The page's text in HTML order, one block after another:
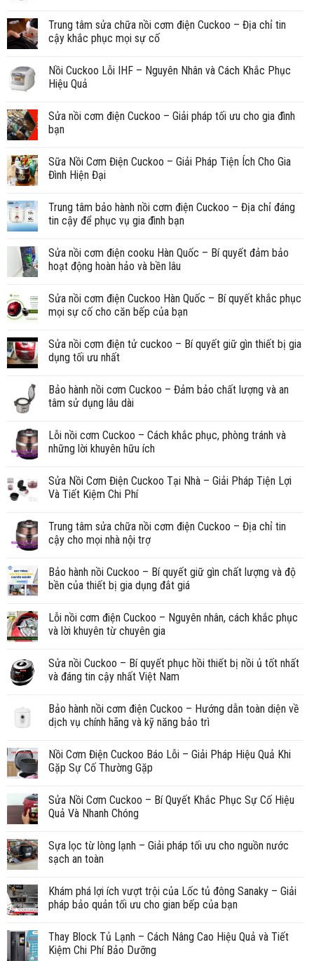
Trung tâm sửa chữa nồi cơm điện Cuckoo – Địa chỉ tin
cậy khắc phục mọi sự cố
Nồi Cuckoo Lỗi IHF – Nguyên Nhân và Cách Khắc Phục
Hiệu Quả
Sửa nồi cơm điện Cuckoo – Giải pháp tối ưu cho gia đình
bạn
Sữa Nồi Cơm Điện Cuckoo – Giải Pháp Tiện Ích Cho Gia
Đình Hiện Đại
Trung tâm bảo hành nồi cơm điện Cuckoo – Địa chỉ đáng
tin cậy để phục vụ gia đình bạn
Sửa nồi cơm điện cooku Hàn Quốc – Bí quyết đảm bảo
hoạt động hoàn hảo và bền lâu
Sửa nồi cơm điện Cuckoo Hàn Quốc – Bí quyết khắc phục
mọi sự cố cho căn bếp của bạn
Sửa nồi cơm điện tử cuckoo – Bí quyết giữ gìn thiết bị gia
dụng tối ưu nhất
Bảo hành nồi cơm Cuckoo – Đảm bảo chất lượng và an
tâm sử dụng lâu dài
Lỗi nồi cơm Cuckoo – Cách khắc phục, phòng tránh và
những lời khuyên hữu ích
Sửa Nồi Cơm Điện Cuckoo Tại Nhà – Giải Pháp Tiện Lợi
Và Tiết Kiệm Chi Phí
Trung tâm sửa chữa nồi cơm điện Cuckoo – Địa chỉ tin
cậy cho mọi nhà nội trợ
Bảo hành nồi Cuckoo – Bí quyết giữ gìn chất lượng và độ
bền của thiết bị gia dụng đắt giá
Lỗi nồi cơm điện Cuckoo – Nguyên nhân, cách khắc phục
và lời khuyên từ chuyên gia
Sửa nồi Cuckoo – Bí quyết phục hồi thiết bị nồi ủ tốt nhất
và đáng tin cậy nhất Việt Nam
Bảo hành nồi cơm điện Cuckoo – Hướng dẫn toàn diện về
dịch vụ chính hãng và kỹ năng bảo trì
Nồi Cơm Điện Cuckoo Báo Lỗi – Giải Pháp Hiệu Quả Khi
Gặp Sự Cố Thường Gặp
Sửa Nồi Cơm Cuckoo – Bí Quyết Khắc Phục Sự Cố Hiệu
Quả Và Nhanh Chóng
Sựa lọc từ lòng lạnh – Giải pháp tối ưu cho nguồn nước
sạch an toàn
Khám phá lợi ích vượt trội của Lốc tủ đông Sanaky – Giải
pháp bảo quản tối ưu cho gian bếp của bạn
Thay Block Tủ Lạnh – Cách Nâng Cao Hiệu Quả và Tiết
Kiệm Chi Phí Bảo Dưỡng